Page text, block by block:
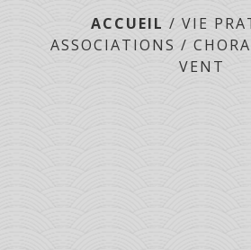
ACCUEIL / VIE
ASSOCIATIONS /
VENT